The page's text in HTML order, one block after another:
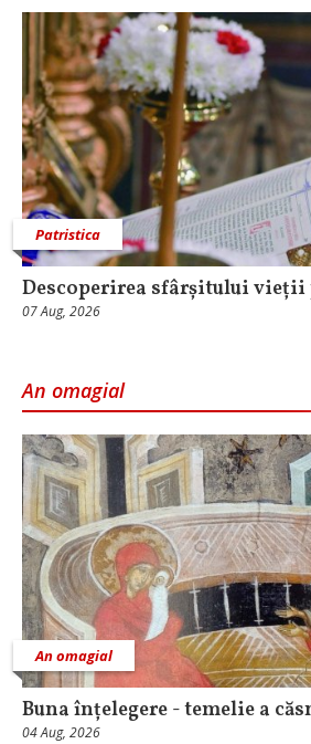
Patristica
Descoperirea sfârșitului vieții
07 Aug, 2026
An omagial
An omagial
Buna înțelegere - temelie a
04 Aug, 2026